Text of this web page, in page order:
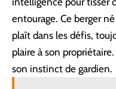
entourage. Ce berger
plaît dans les défis,
plaire à son
son instinct de gardien.